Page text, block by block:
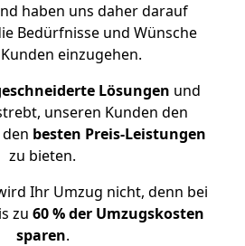
haben uns daher darauf
Bedürfnisse und Wünsche
einzugehen.
Lösungen und
unseren Kunden den
besten Preis-Leistungen
zu bieten.
Ihr Umzug nicht, denn bei
zu 60 % der Umzugskosten
sparen.